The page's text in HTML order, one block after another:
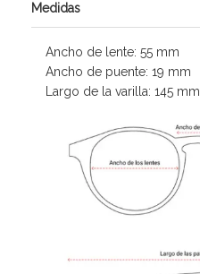
Medidas
Ancho de lente: 55 mm
Ancho de puente: 19 mm
Largo de la varilla: 145 mm